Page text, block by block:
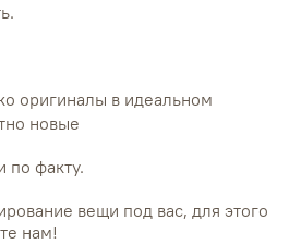
оригиналы в идеальном
новые
по факту.
вещи под вас, для этого
нам!